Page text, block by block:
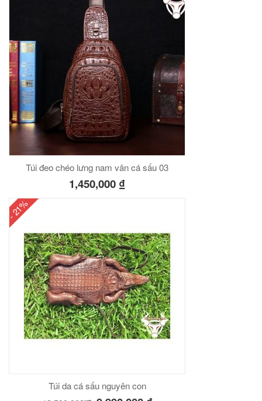
Túi đeo chéo lưng nam vân cá sấu 03
1,450,000 ₫
- 21%
Túi da cá sấu nguyên con